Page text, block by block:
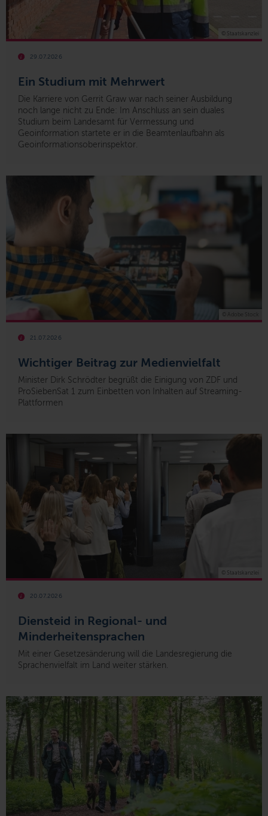
Ein Studium mit Mehrwert
29.07.2026
Die Karriere von Gerrit Graw war nach seiner Ausbildung
noch lange nicht zu Ende: Im Anschluss an sein duales
Studium beim Landesamt für Vermessung und
Geoinformation startete er in die Beamtenlaufbahn als
Geoinformationsoberinspektor.
© Staatskanzlei
Wichtiger Beitrag zur Medienvielfalt
21.07.2026
Minister Dirk Schrödter begrüßt die Einigung von ZDF und
ProSiebenSat 1 zum Einbetten von Inhalten auf Streaming-
Plattformen
© Adobe Stock
Diensteid in Regional- und
Minderheitensprachen
20.07.2026
Mit einer Gesetzesänderung will die Landesregierung die
Sprachenvielfalt im Land weiter stärken.
© Staatskanzlei